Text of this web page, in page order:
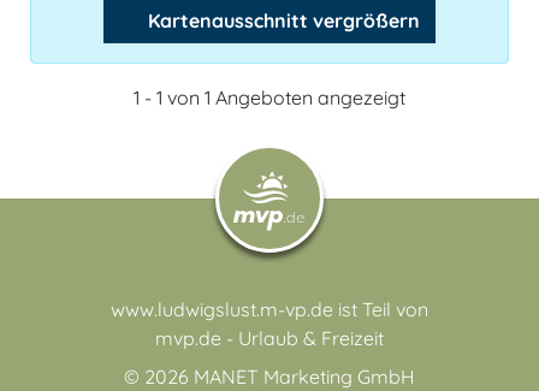
Kartenausschnitt vergrößern
1 - 1 von 1 Angeboten angezeigt
www.ludwigslust.m-vp.de ist Teil von
mvp.de - Urlaub & Freizeit
© 2026 MANET Marketing GmbH